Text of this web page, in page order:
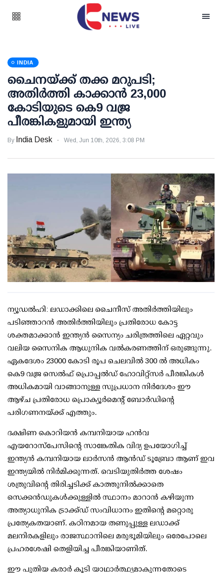
INDIA
ചൈനയ്ക്ക് തക്ക മറുപടി;
അതിര്‍ത്തി കാക്കാന്‍ 23,000
കോടിയുടെ കെ9 വജ്ര
പീരങ്കികളുമായി ഇന്ത്യ
By India Desk Wed, Jun 10th, 2026, 3:08 PM
ന്യൂഡല്‍ഹി: ലഡാക്കിലെ ചൈനീസ് അതിര്‍ത്തിയിലും
പടിഞ്ഞാറന്‍ അതിര്‍ത്തിയിലും പ്രതിരോധ കോട്ട
ശക്തമാക്കാന്‍ ഇന്ത്യന്‍ സൈന്യം ചരിത്രത്തിലെ ഏറ്റവും
വലിയ സൈനിക ആധുനിക വല്‍കരണത്തിന് ഒരുങ്ങുന്നു.
ഏകദേശം 23000 കോടി രൂപ ചെലവില്‍ 300 ല്‍ അധികം
കെ9 വജ്ര സെല്‍ഫ് പ്രൊപ്പല്‍ഡ് ഹോവിറ്റ്സര്‍ പീരങ്കികള്‍
അധികമായി വാങ്ങാനുള്ള സുപ്രധാന നിര്‍ദേശം ഈ
ആഴ്ച പ്രതിരോധ പ്രൊക്യൂര്‍മെന്റ് ബോര്‍ഡിന്റെ
പരിഗണനയ്ക്ക് എത്തും.
ദക്ഷിണ കൊറിയന്‍ കമ്പനിയായ ഹന്‍വ
എയറോസ്പേസിന്റെ സാങ്കേതിക വിദ്യ ഉപയോഗിച്ച്
ഇന്ത്യന്‍ കമ്പനിയായ ലാര്‍സന്‍ ആന്‍ഡ് ടൂബ്രോ ആണ് ഇവ
ഇന്ത്യയില്‍ നിര്‍മിക്കുന്നത്. വെടിയുതിര്‍ത്ത ശേഷം
ശത്രുവിന്റെ തിരിച്ചടിക്ക് കാത്തുനില്‍ക്കാതെ
സെക്കന്‍ഡുകള്‍ക്കുള്ളില്‍ സ്ഥാനം മാറാന്‍ കഴിയുന്ന
അത്യാധുനിക ട്രാക്ക്ഡ് സംവിധാനം ഇതിന്റെ മറ്റൊരു
പ്രത്യേകതയാണ്. കഠിനമായ തണുപ്പുള്ള ലഡാക്ക്
മലനിരകളിലും രാജസ്ഥാനിലെ മരുഭൂമിയിലും ഒരേപോലെ
പ്രഹരശേഷി തെളിയിച്ച പീരങ്കിയാണിത്.
ഈ പുതിയ കരാര്‍ കൂടി യാഥാര്‍ത്ഥ്യമാകുന്നതോടെ